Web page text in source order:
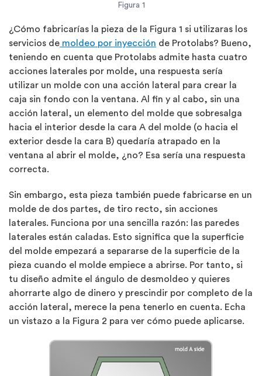
Figura 1
¿Cómo fabricarías la pieza de la Figura 1 si utilizaras los
servicios de moldeo por inyección de Protolabs? Bueno,
teniendo en cuenta que Protolabs admite hasta cuatro
acciones laterales por molde, una respuesta sería
utilizar un molde con una acción lateral para crear la
caja sin fondo con la ventana. Al fin y al cabo, sin una
acción lateral, un elemento del molde que sobresalga
hacia el interior desde la cara A del molde (o hacia el
exterior desde la cara B) quedaría atrapado en la
ventana al abrir el molde, ¿no? Esa sería una respuesta
correcta.
Sin embargo, esta pieza también puede fabricarse en un
molde de dos partes, de tiro recto, sin acciones
laterales. Funciona por una sencilla razón: las paredes
laterales están caladas. Esto significa que la superficie
del molde empezará a separarse de la superficie de la
pieza cuando el molde empiece a abrirse. Por tanto, si
tu diseño admite el ángulo de desmoldeo y quieres
ahorrarte algo de dinero y prescindir por completo de la
acción lateral, merece la pena tenerlo en cuenta. Echa
un vistazo a la Figura 2 para ver cómo puede aplicarse.